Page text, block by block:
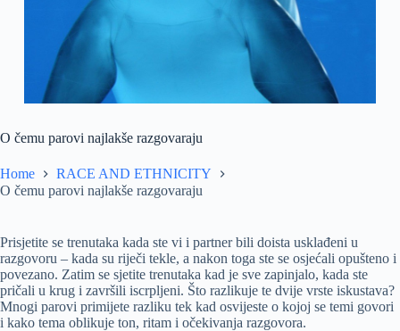
O čemu parovi najlakše razgovaraju
Home
RACE AND ETHNICITY
O čemu parovi najlakše razgovaraju
Prisjetite se trenutaka kada ste vi i partner bili doista usklađeni u
razgovoru – kada su riječi tekle, a nakon toga ste se osjećali opušteno i
povezano. Zatim se sjetite trenutaka kad je sve zapinjalo, kada ste
pričali u krug i završili iscrpljeni. Što razlikuje te dvije vrste iskustava?
Mnogi parovi primijete razliku tek kad osvijeste o kojoj se temi govori
i kako tema oblikuje ton, ritam i očekivanja razgovora.